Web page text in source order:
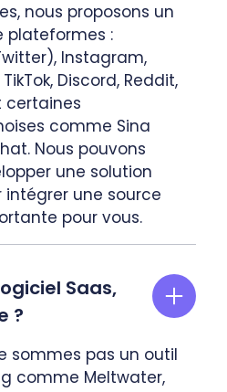
nous proposons un
plateformes :
Instagram,
Discord, Reddit,
certaines
comme Sina
Nous pouvons
une solution
une source
pour vous.
Saas,
?
sommes pas un outil
comme Meltwater,